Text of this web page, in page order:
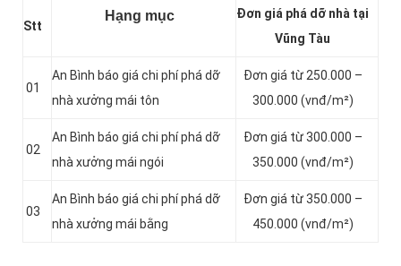
Stt
Hạng mục
Đơn giá phá dỡ nhà tại
Vũng Tàu
01
An Bình báo giá chi phí phá dỡ
nhà xưởng mái tôn
Đơn giá từ 250.000 –
300.000 (vnđ/m²)
02
An Bình báo giá chi phí phá dỡ
nhà xưởng mái ngói
Đơn giá từ 300.000 –
350.000 (vnđ/m²)
03
An Bình báo giá chi phí phá dỡ
nhà xưởng mái bằng
Đơn giá từ 350.000 –
450.000 (vnđ/m²)